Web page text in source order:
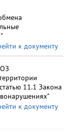
к документу
11.1 Закона
к документу